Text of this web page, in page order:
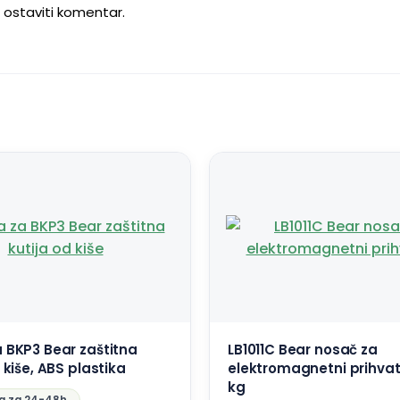
ostaviti komentar.
BKP3 Bear zaštitna
ABS plastika
LB1011C Bear nosač za
elektromagnetni
kg